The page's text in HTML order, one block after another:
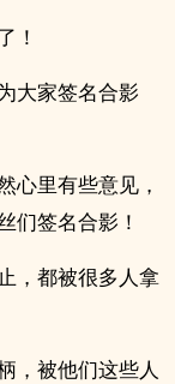
！
大家签名合影
心里有些意见，
们签名合影！
，都被很多人拿
，被他们这些人